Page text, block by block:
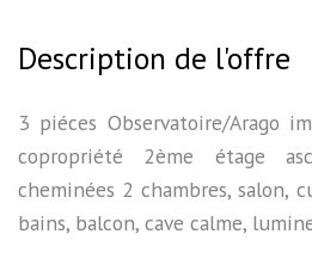
Description de l'offre
3 piéces Observatoire/Arago
copropriété 2ème étage
cheminées 2 chambres, salon,
bains, balcon, cave calme,